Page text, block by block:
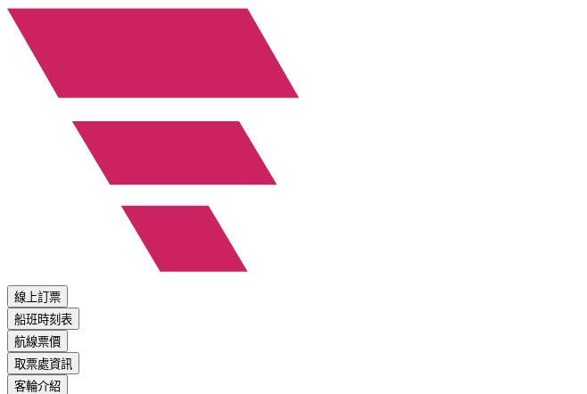
線上訂票
船班時刻表
航線票價
取票處資訊
客輪介紹